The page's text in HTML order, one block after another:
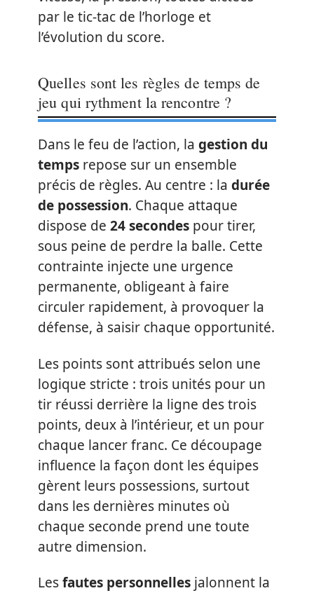
par le tic-tac de l’horloge et
l’évolution du score.
Quelles sont les règles de temps de
jeu qui rythment la rencontre ?
Dans le feu de l’action, la gestion du
temps repose sur un ensemble
précis de règles. Au centre : la durée
de possession. Chaque attaque
dispose de 24 secondes pour tirer,
sous peine de perdre la balle. Cette
contrainte injecte une urgence
permanente, obligeant à faire
circuler rapidement, à provoquer la
défense, à saisir chaque opportunité.
Les points sont attribués selon une
logique stricte : trois unités pour un
tir réussi derrière la ligne des trois
points, deux à l’intérieur, et un pour
chaque lancer franc. Ce découpage
influence la façon dont les équipes
gèrent leurs possessions, surtout
dans les dernières minutes où
chaque seconde prend une toute
autre dimension.
Lesfautes personnelles jalonnent la